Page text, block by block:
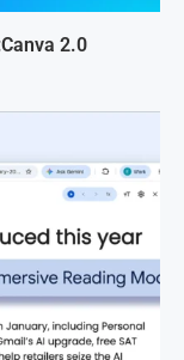
Canva 2.0: ثورة التصميم الذكي تحلق عالمياً